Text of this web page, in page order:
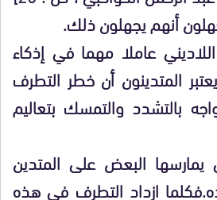
أنهم يجهلون ذلك.
عاملا مهما في إذكاء
المتدينون أن خطر التطرف
بالتشدد والتمسك بتعاليم
يمارسها البعض على المتدين
ازداد التطرف في هذه